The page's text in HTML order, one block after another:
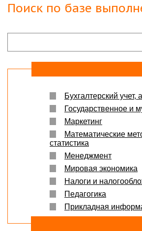
Поиск по базе
Бухгалтерский учет,
Государственное и
Маркетинг
Математические
статистика
Менеджмент
Мировая экономика
Налоги и
Педагогика
Прикладная